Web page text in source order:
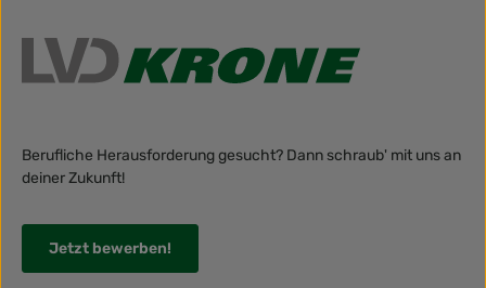
Berufliche Herausforderung gesucht? Dann schraub' mit uns an
deiner Zukunft!
Jetzt bewerben!